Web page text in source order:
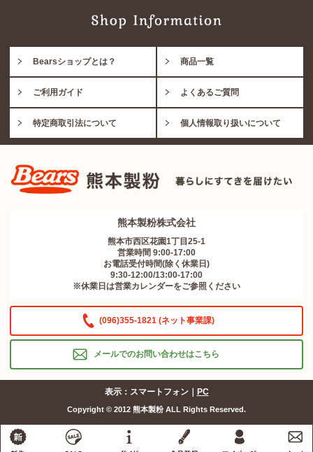
Bearsショップとは？ 商品一覧
ご利用ガイド よくあるご質問
特定商取引法について 個人情報取り扱いについて
熊本製粉株式会社
熊本市西区花園1丁目25-1
営業時間 9:00-17:00
お電話受付時間(除く休業日)
9:30-12:00/13:00-17:00
※休業日は営業カレンダーをご参照ください
(096)355-1821 (ネット事業課)
メールでのお問い合わせはこちら
表示：スマートフォン｜ PC
Copyright © 2012 熊本製粉 ALL Rights Reserved.